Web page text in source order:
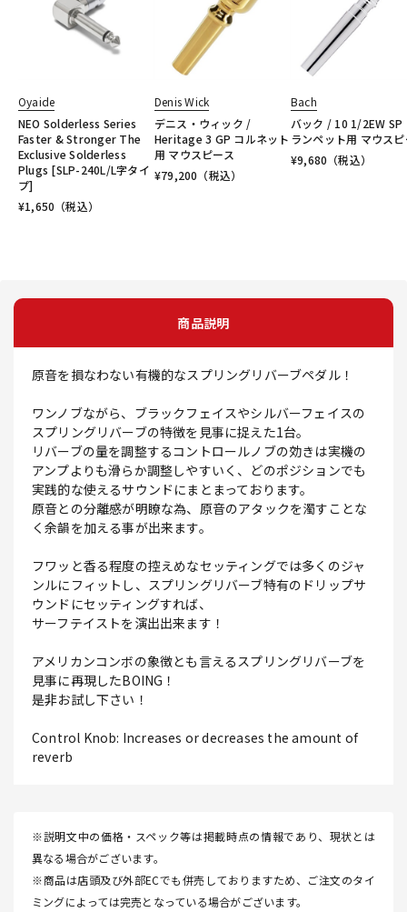
Oyaide
NEO Solderless Series
Faster & Stronger The
Exclusive Solderless
Plugs [SLP-240L/L字タイ
プ]
¥1,650 （税込）
Denis Wick
デニス・ウィック /
Heritage 3 GP コルネット
用 マウスピース
¥79,200 （税込）
Bach
バック / 10 1/2EW SP
ランペット用 マウス
¥9,680 （税込）
商品説明
原音を損なわない有機的なスプリングリバーブペダル！
ワンノブながら、ブラックフェイスやシルバーフェイスの
スプリングリバーブの特徴を見事に捉えた1台。
リバーブの量を調整するコントロールノブの効きは実機の
アンプよりも滑らか調整しやすいく、どのポジションでも
実践的な使えるサウンドにまとまっております。
原音との分離感が明瞭な為、原音のアタックを濁すことな
く余韻を加える事が出来ます。
フワッと香る程度の控えめなセッティングでは多くのジャ
ンルにフィットし、スプリングリバーブ特有のドリップサ
ウンドにセッティングすれば、
サーフテイストを演出出来ます！
アメリカンコンボの象徴とも言えるスプリングリバーブを
見事に再現したBOING！
是非お試し下さい！
Control Knob: Increases or decreases the amount of
reverb
※説明文中の価格・スペック等は掲載時点の情報であり、現状とは
異なる場合がございます。
※商品は店頭及び外部ECでも併売しておりますため、ご注文のタイ
ミングによっては完売となっている場合がございます。